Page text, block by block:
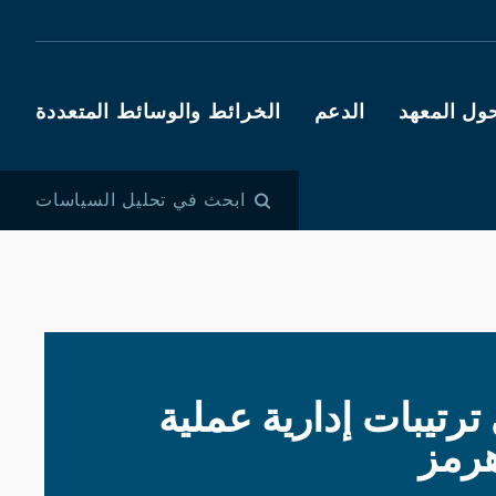
المعهد الدعم الخرائط والوسائط المتعددة
ابحث في تحليل السياسات
إدارية عملية